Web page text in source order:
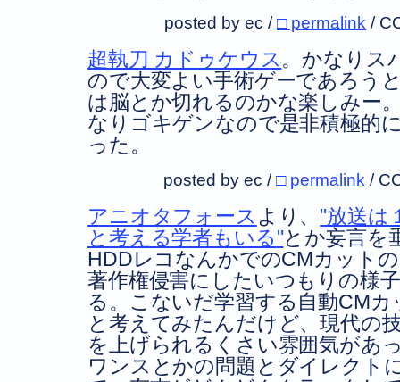
posted by ec /□ permalink /
超執刀 カドゥケウス。かなりス
ので大変よい手術ゲーであろう
は脳とか切れるのかな楽しみー
なりゴキゲンなので是非積極的
った。
posted by ec /□ permalink /
アニオタフォース より、
放送は
と考える学者もいる とか妄言を
HDDレコなんかでのCMカット
著作権侵害にしたいつもりの様
る。こないだ学習する自動CM
と考えてみたんだけど、現代の
を上げられるくさい雰囲気があ
ワンスとかの問題とダイレクト